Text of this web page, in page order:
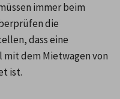
immer beim
die
dass eine
dem Mietwagen von
ist.